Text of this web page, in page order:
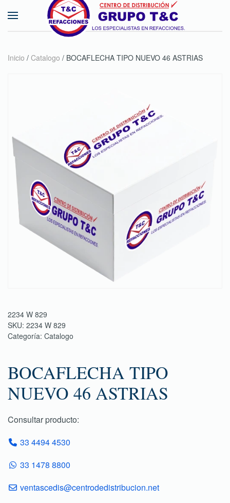
Skip to main content
Inicio / Catalogo / BOCAFLECHA TIPO NUEVO 46 ASTRIAS
2234 W 829
SKU: 2234 W 829
Categoría: Catalogo
BOCAFLECHA TIPO
NUEVO 46 ASTRIAS
Consultar producto:
33 4494 4530
33 1478 8800
ventascedis@centrodedistribucion.net